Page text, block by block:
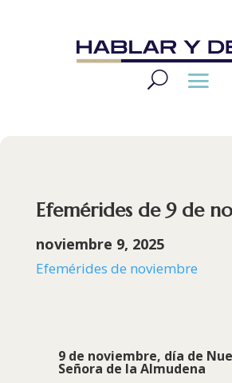
Efemérides de 9 de
noviembre 9, 2025
Efemérides de noviembre
9 de noviembre, día de
Señora de la Almudena